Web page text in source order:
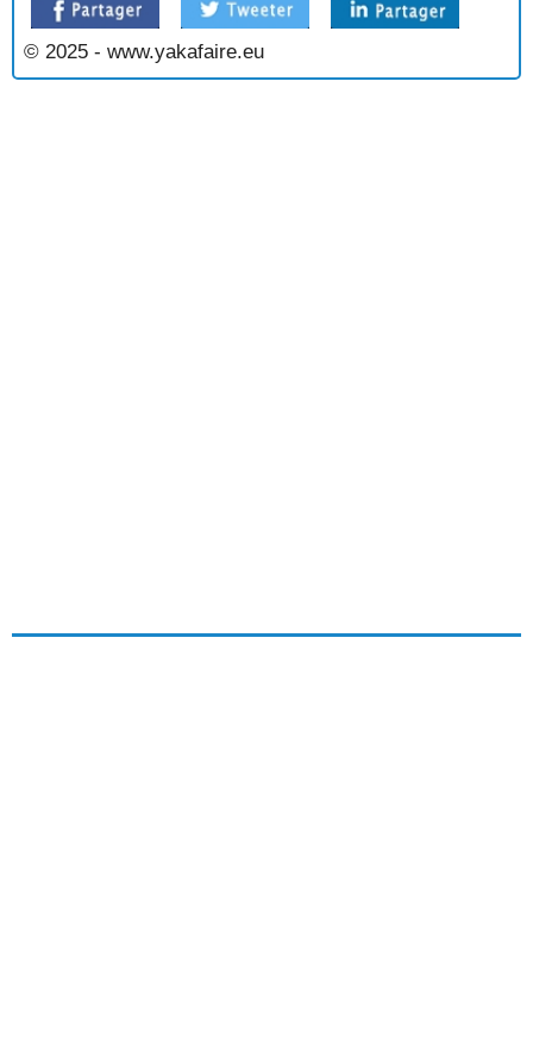
SOUPE A LA TOMATE ET AUX FINES HERBES
SOUPE A L'AIL
SOUPE A L'AVOCAT
SOUPE AUX CEPES
© 2025 - www.yakafaire.eu